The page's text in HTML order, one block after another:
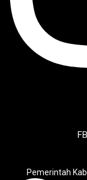
Pemerintah